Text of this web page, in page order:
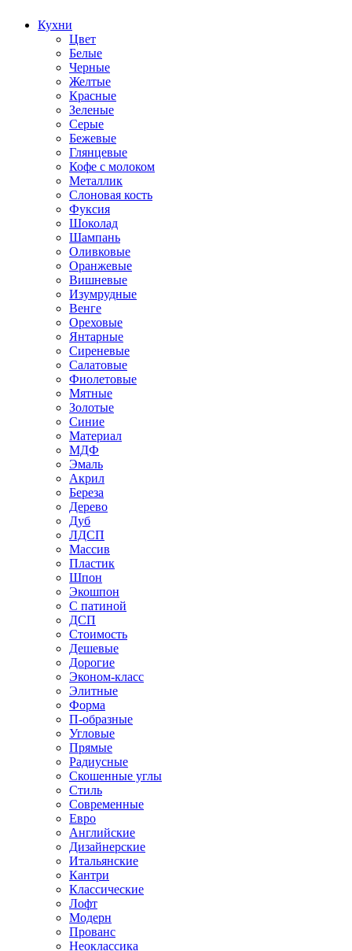
Кухни
Цвет
Белые
Черные
Желтые
Красные
Зеленые
Серые
Бежевые
Глянцевые
Кофе с молоком
Металлик
Слоновая кость
Фуксия
Шоколад
Шампань
Оливковые
Оранжевые
Вишневые
Изумрудные
Венге
Ореховые
Янтарные
Сиреневые
Салатовые
Фиолетовые
Мятные
Золотые
Синие
Материал
МДФ
Эмаль
Акрил
Береза
Дерево
Дуб
ЛДСП
Массив
Пластик
Шпон
Экошпон
С патиной
ДСП
Стоимость
Дешевые
Дорогие
Эконом-класс
Элитные
Форма
П-образные
Угловые
Прямые
Радиусные
Скошенные углы
Стиль
Современные
Евро
Английские
Дизайнерские
Итальянские
Кантри
Классические
Лофт
Модерн
Прованс
Неоклассика